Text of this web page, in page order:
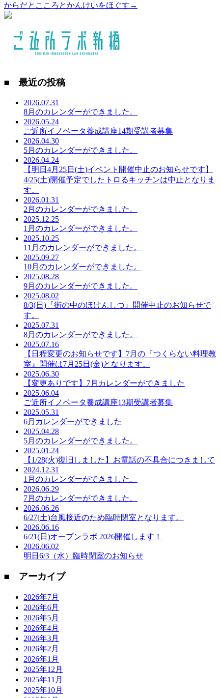
からだとこころとかんけいをほぐす→
■ 最近の投稿
2026.07.31
8月のカレンダーができました。
2026.05.24
ご近所イノベータ養成講座14期受講者募集
2026.04.30
5月のカレンダーができました。
2026.04.24
【明日4月25日(土)イベント開催中止のお知らせです】
4/25(土)開催予定でしたトロるキッチンは中止となりま
す。
2026.01.31
2月のカレンダーができました。
2025.12.25
1月のカレンダーができました。
2025.10.25
11月のカレンダーができました。
2025.09.27
10月のカレンダーができました。
2025.08.28
9月のカレンダーができました。
2025.08.02
8/3(日)『街の中のほけんしつ』開催中止のお知らせで
す。
2025.07.31
8月のカレンダーができました。
2025.07.16
【日程変更のお知らせです】7月の『つくらない料理教
室』開催は7月25日(金)となります。
2025.06.30
【変更ありです】7月カレンダーができました
2025.06.04
ご近所イノベータ養成講座13期受講者募集
2025.05.31
6月カレンダーができました
2025.04.28
5月のカレンダーができました。
2025.01.24
【1/28(火)復旧しました】お電話の不具合につきまして
2024.12.31
1月のカレンダーができました。
2026.06.29
7月のカレンダーができました。
2026.06.26
6/27(土)台風接近のため臨時閉室となります。
2026.06.16
6/21(日)オープンラボ 2026開催します！
2026.06.02
明日6/3（水）臨時閉室のお知らせ
■ アーカイブ
2026年7月
2026年6月
2026年5月
2026年4月
2026年3月
2026年2月
2026年1月
2025年12月
2025年11月
2025年10月